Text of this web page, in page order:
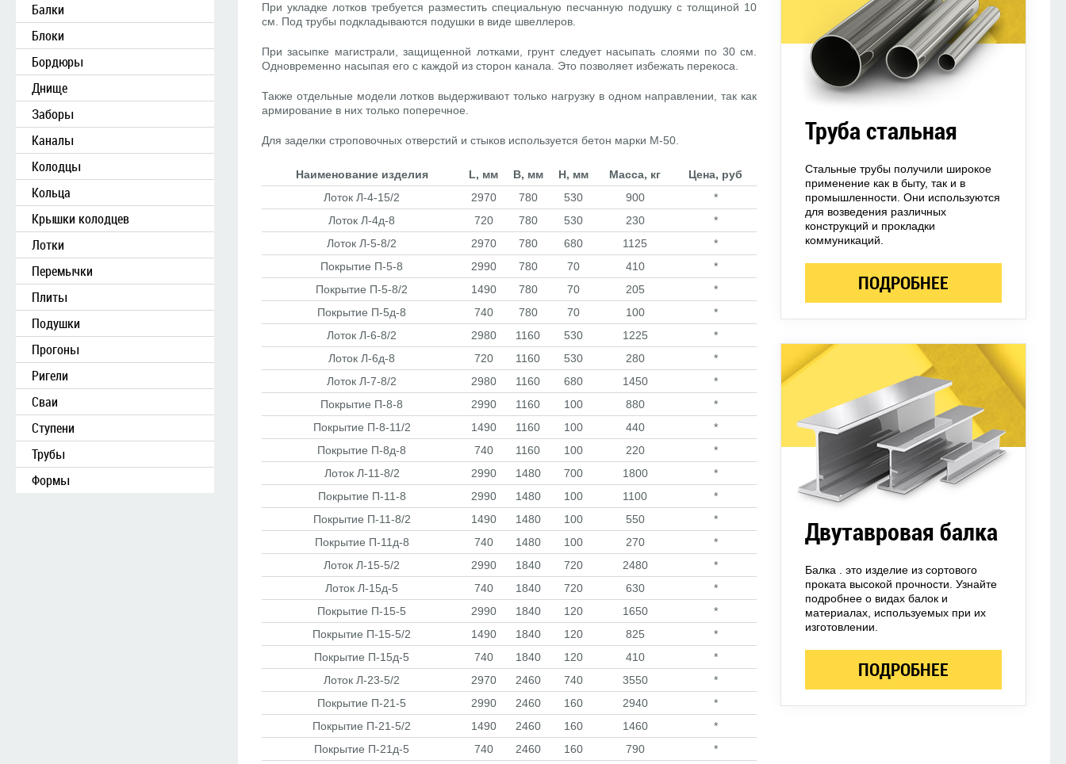
Балки
Блоки
Бордюры
Днище
Заборы
Каналы
Колодцы
Кольца
Крышки колодцев
Лотки
Перемычки
Плиты
Подушки
Прогоны
Ригели
Сваи
Ступени
Трубы
Формы
Труба стальная
Стальные трубы получили широкое
применение как в быту, так и в
промышленности. Они используются
для возведения различных
конструкций и прокладки
коммуникаций.
ПОДРОБНЕЕ
Двутавровая балка
Балка . это изделие из сортового
проката высокой прочности. Узнайте
подробнее о видах балок и
материалах, используемых при их
изготовлении.
ПОДРОБНЕЕ
При укладке лотков требуется разместить специальную песчанную подушку с толщиной 10
см. Под трубы подкладываются подушки в виде швеллеров.
При засыпке магистрали, защищенной лотками, грунт следует насыпать слоями по 30 см.
Одновременно насыпая его с каждой из сторон канала. Это позволяет избежать перекоса.
Также отдельные модели лотков выдерживают только нагрузку в одном направлении, так как
армирование в них только поперечное.
Для заделки строповочных отверстий и стыков используется бетон марки М-50.
Наименование изделия L, мм B, мм H, мм Масса, кг
Цена, руб
Лоток Л-4-15/2
2970 780 530 900
*
Лоток Л-4д-8
720 780 530 230
*
Лоток Л-5-8/2
2970 780 680 1125
*
Покрытие П-5-8
2990 780 70 410
*
Покрытие П-5-8/2
1490 780 70 205
*
Покрытие П-5д-8
740 780 70 100
*
Лоток Л-6-8/2
2980 1160 530 1225
*
Лоток Л-6д-8
720 1160 530 280
*
Лоток Л-7-8/2
2980 1160 680 1450
*
Покрытие П-8-8
2990 1160 100 880
*
Покрытие П-8-11/2
1490 1160 100 440
*
Покрытие П-8д-8
740 1160 100 220
*
Лоток Л-11-8/2
2990 1480 700 1800
*
Покрытие П-11-8
2990 1480 100 1100
*
Покрытие П-11-8/2
1490 1480 100 550
*
Покрытие П-11д-8
740 1480 100 270
*
Лоток Л-15-5/2
2990 1840 720 2480
*
Лоток Л-15д-5
740 1840 720 630
*
Покрытие П-15-5
2990 1840 120 1650
*
Покрытие П-15-5/2
1490 1840 120 825
*
Покрытие П-15д-5
740 1840 120 410
*
Лоток Л-23-5/2
2970 2460 740 3550
*
Покрытие П-21-5
2990 2460 160 2940
*
Покрытие П-21-5/2
1490 2460 160 1460
*
Покрытие П-21д-5
740 2460 160 790 *